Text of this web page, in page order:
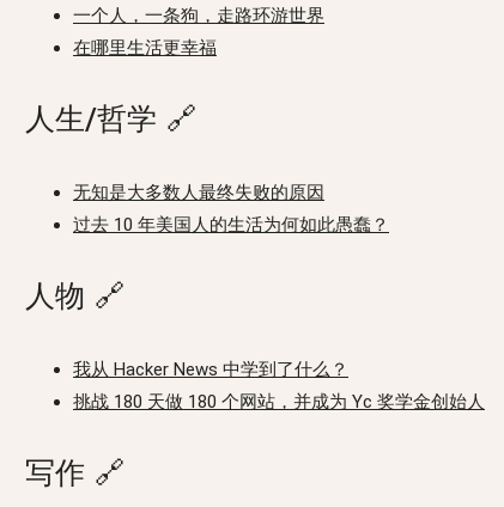
一个人，一条狗，走路环游世界
在哪里生活更幸福
人生/哲学 🔗
无知是大多数人最终失败的原因
过去 10 年美国人的生活为何如此愚蠢？
人物 🔗
我从 Hacker News 中学到了什么？
挑战 180 天做 180 个网站，并成为 Yc 奖学金创始人
写作 🔗